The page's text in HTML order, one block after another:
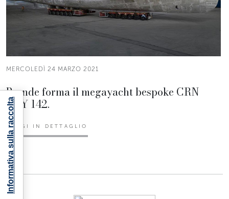
MERCOLEDÌ 24 MARZO 2021
Prende forma il megayacht bespoke CRN
M/Y 142.
LEGGI IN DETTAGLIO
Informativa sulla raccolta